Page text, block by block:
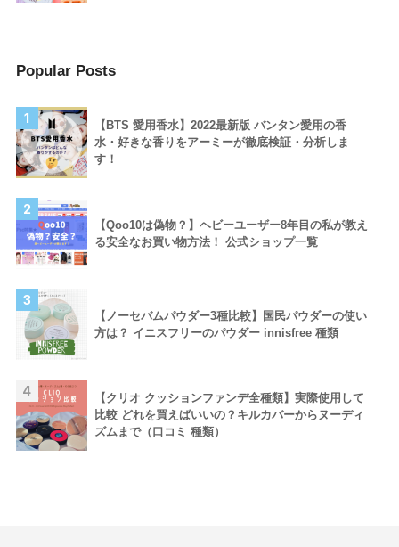
Popular Posts
1
【BTS 愛用香水】2022最新版 バンタン愛用の香
水・好きな香りをアーミーが徹底検証・分析しま
す！
2
【Qoo10は偽物？】ヘビーユーザー8年目の私が教え
る安全なお買い物方法！ 公式ショップ一覧
3
【ノーセバムパウダー3種比較】国民パウダーの使い
方は？ イニスフリーのパウダー innisfree 種類
4
【クリオ クッションファンデ全種類】実際使用して
比較 どれを買えばいいの？キルカバーからヌーディ
ズムまで（口コミ 種類）